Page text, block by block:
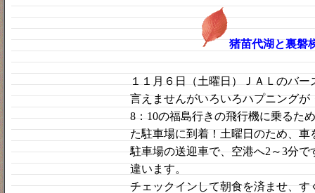
猪苗代湖と裏磐
１１月６日（土曜日）ＪＡＬのバ
言えませんがいろいろハプニングが
8：10の福島行きの飛行機に乗るた
た駐車場に到着！土曜日のため、車
駐車場の送迎車で、空港へ2～3分
違います。
チェックインして朝食を済ませ、